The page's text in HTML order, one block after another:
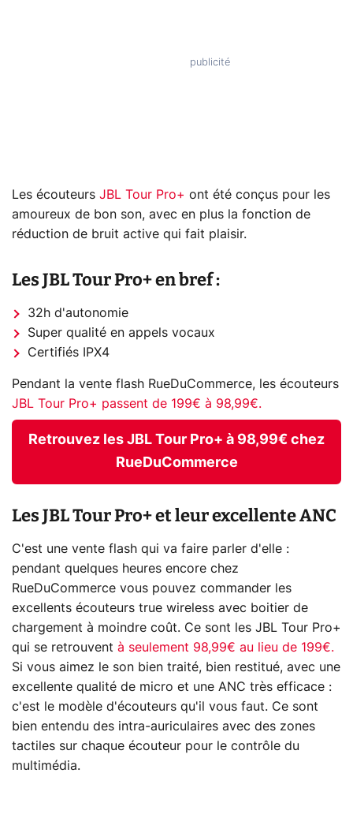
Les écouteurs JBL Tour Pro+ ont été conçus pour les
amoureux de bon son, avec en plus la fonction de
réduction de bruit active qui fait plaisir.
Les JBL Tour Pro+ en bref :
32h d'autonomie
Super qualité en appels vocaux
Certifiés IPX4
Pendant la vente flash RueDuCommerce, les écouteurs
JBL Tour Pro+ passent de 199€ à 98,99€.
Retrouvez les JBL Tour Pro+ à 98,99€ chez
RueDuCommerce
Les JBL Tour Pro+ et leur excellente ANC
C'est une vente flash qui va faire parler d'elle :
pendant quelques heures encore chez
RueDuCommerce vous pouvez commander les
excellents écouteurs true wireless avec boitier de
chargement à moindre coût. Ce sont les JBL Tour Pro+
qui se retrouvent à seulement 98,99€ au lieu de 199€.
Si vous aimez le son bien traité, bien restitué, avec une
excellente qualité de micro et une ANC très efficace :
c'est le modèle d'écouteurs qu'il vous faut. Ce sont
bien entendu des intra-auriculaires avec des zones
tactiles sur chaque écouteur pour le contrôle du
multimédia.